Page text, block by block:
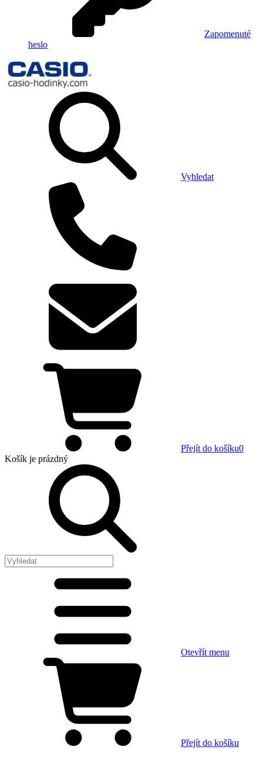
Zapomenuté
heslo
Vyhledat
Přejít do košíku0
Košík je prázdný
Otevřít menu
Přejít do košíku